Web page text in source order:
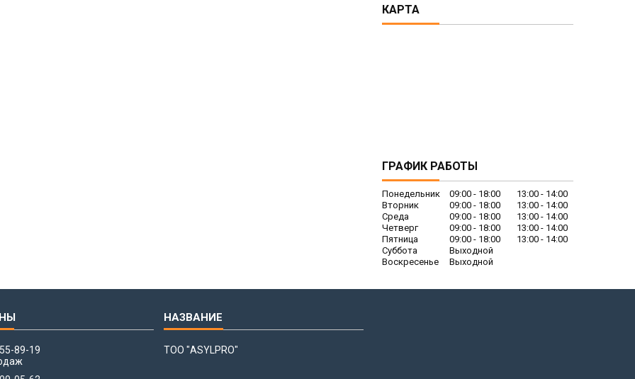
КАРТА
ГРАФИК РАБОТЫ
Понедельник 09:00 18:00 13:00
14:00
Вторник
09:00 18:00 13:00
14:00
Среда
09:00 18:00 13:00
14:00
Четверг
09:00 18:00 13:00
14:00
Пятница
09:00 18:00 13:00
14:00
Суббота
Выходной
Воскресенье
Выходной
89-19
ТОО "ASYLPRO"